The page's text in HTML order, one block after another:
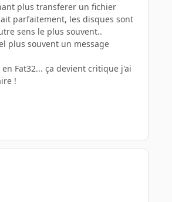
plus transferer un fichier
parfaitement, les disques sont
sens le plus souvent..
plus souvent un message
Fat32... ça devient critique j'ai
!